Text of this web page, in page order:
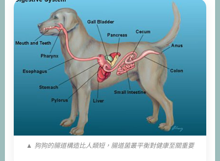
▲ 狗狗的腸道構造比人類短，腸道菌叢平衡對健康至關重要